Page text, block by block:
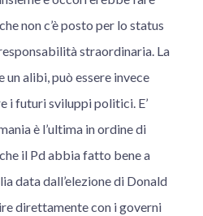
non c’è posto per lo status
straordinaria. La
alibi, può essere invece
i futuri sviluppi politici. E’
è l’ultima in ordine di
il Pd abbia fatto bene a
data dall’elezione di Donald
direttamente con i governi